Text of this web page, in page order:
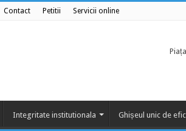
Contact Petitii Servicii online
Integritate institutionala Ghișeul unic de